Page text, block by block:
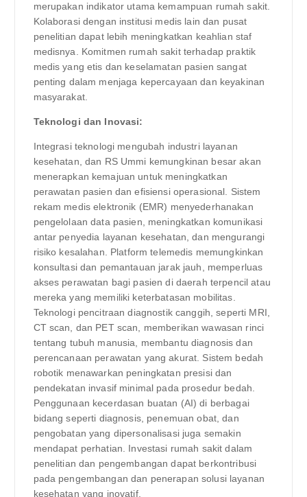
merupakan indikator utama kemampuan rumah sakit.
Kolaborasi dengan institusi medis lain dan pusat
penelitian dapat lebih meningkatkan keahlian staf
medisnya. Komitmen rumah sakit terhadap praktik
medis yang etis dan keselamatan pasien sangat
penting dalam menjaga kepercayaan dan keyakinan
masyarakat.
Teknologi dan Inovasi:
Integrasi teknologi mengubah industri layanan
kesehatan, dan RS Ummi kemungkinan besar akan
menerapkan kemajuan untuk meningkatkan
perawatan pasien dan efisiensi operasional. Sistem
rekam medis elektronik (EMR) menyederhanakan
pengelolaan data pasien, meningkatkan komunikasi
antar penyedia layanan kesehatan, dan mengurangi
risiko kesalahan. Platform telemedis memungkinkan
konsultasi dan pemantauan jarak jauh, memperluas
akses perawatan bagi pasien di daerah terpencil atau
mereka yang memiliki keterbatasan mobilitas.
Teknologi pencitraan diagnostik canggih, seperti MRI,
CT scan, dan PET scan, memberikan wawasan rinci
tentang tubuh manusia, membantu diagnosis dan
perencanaan perawatan yang akurat. Sistem bedah
robotik menawarkan peningkatan presisi dan
pendekatan invasif minimal pada prosedur bedah.
Penggunaan kecerdasan buatan (AI) di berbagai
bidang seperti diagnosis, penemuan obat, dan
pengobatan yang dipersonalisasi juga semakin
mendapat perhatian. Investasi rumah sakit dalam
penelitian dan pengembangan dapat berkontribusi
pada pengembangan dan penerapan solusi layanan
kesehatan yang inovatif.